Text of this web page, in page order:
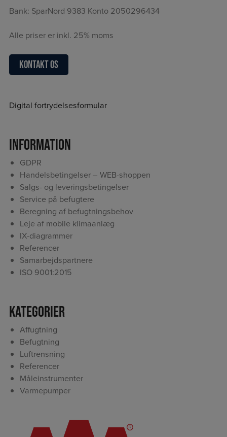
Bank: SparNord 9383 Konto 2050296434
Alle priser er inkl. 25% moms
Kontakt os
Digital fortrydelsesformular
Information
GDPR
Handelsbetingelser – WEB-shoppen
Salgs- og leveringsbetingelser
Service på befugtere
Beregning af befugtningsbehov
Leje af mobile klimaanlæg
IX-diagrammer
Referencer
Samarbejdspartnere
ISO 9001:2015
Kategorier
Affugtning
Befugtning
Luftrensning
Referencer
Måleinstrumenter
Varmepumper